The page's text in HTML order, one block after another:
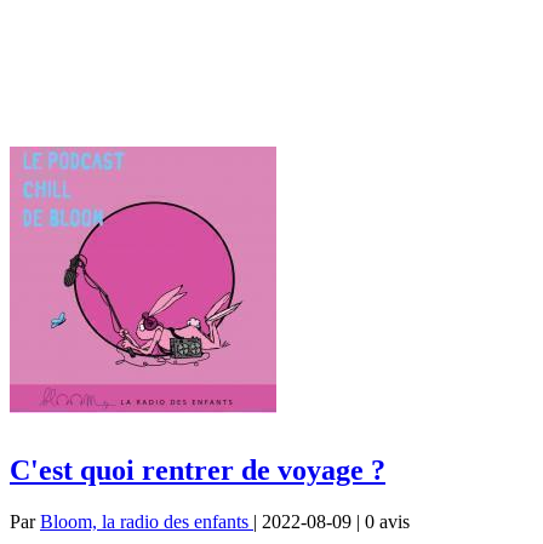
C'est quoi rentrer de voyage ?
ParBloom, la radio des enfants | 2022-08-09 | 0 avis